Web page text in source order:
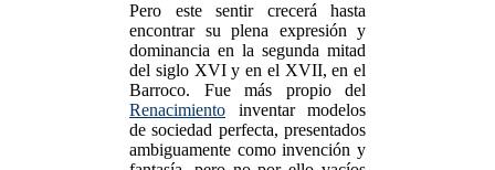
Pero este sentir crecerá hasta
encontrar su plena expresión y
dominancia en la segunda mitad
del siglo XVI y en el XVII, en el
Barroco. Fue más propio del
Renacimiento inventar modelos
de sociedad perfecta, presentados
ambiguamente como invención y